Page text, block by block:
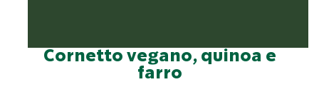
Cornetto vegano, quinoa e
farro